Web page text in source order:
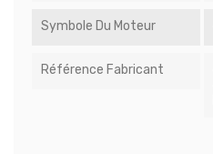
Symbole Du Moteur
Référence Fabricant